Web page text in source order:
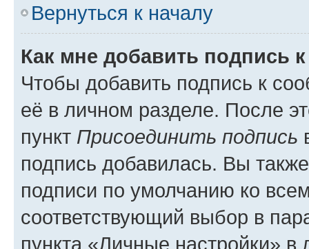
Вернуться к началу
Как мне добавить подпись
Чтобы добавить подпись к
её в личном разделе. После
пункт Присоединить подпись
подпись добавилась. Вы
подписи по умолчанию ко
соответствующий выбор в
пункта «Личные настройки»